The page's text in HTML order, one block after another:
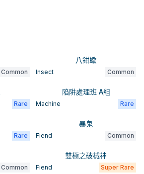
Common
八鉗蠍
Insect Common
Rare
陷阱處理班 A組
Machine Rare
Rare
暴鬼
Fiend Common
Common
雙極之破械神
Fiend Super Rare